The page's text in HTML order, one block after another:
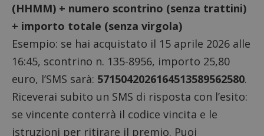
(HHMM) + numero scontrino (senza trattini)
+ importo totale (senza virgola)
Esempio: se hai acquistato il 15 aprile 2026 alle
16:45, scontrino n. 135-8956, importo 25,80
euro, l’SMS sarà: 5715042026164513589562580.
Riceverai subito un SMS di risposta con l’esito:
se vincente conterrà il codice vincita e le
istruzioni per ritirare il premio. Puoi